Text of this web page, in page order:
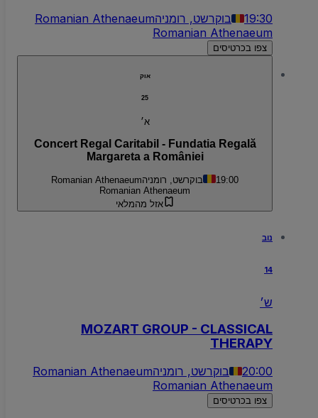
19:30 בוקרשט, רומניהRomanian Athenaeum
Romanian Athenaeum
צפו בכרטיסים
אוק
א׳
Concert Regal Caritabil - Fundatia Regală
Margareta a României
19:00 בוקרשט, רומניהRomanian Athenaeum
Romanian Athenaeum
אזל מהמלאי
נוב
ש׳
MOZART GROUP - CLASSICAL
THERAPY
20:00 בוקרשט, רומניהRomanian Athenaeum
Romanian Athenaeum
צפו בכרטיסים